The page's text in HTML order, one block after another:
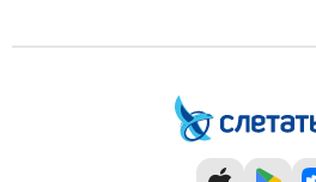
7 дней 8 дней
10 дней
12 дней
Июль Август
Октябрь
Декабрь